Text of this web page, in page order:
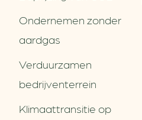
Ondernemen zonder
aardgas
Verduurzamen
bedrijventerrein
Klimaattransitie op